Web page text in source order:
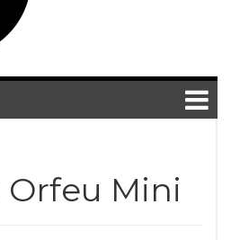
Orfeu Mini